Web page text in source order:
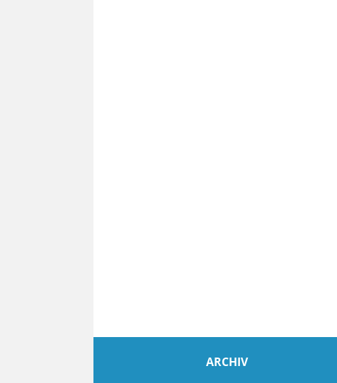
ARCHIV